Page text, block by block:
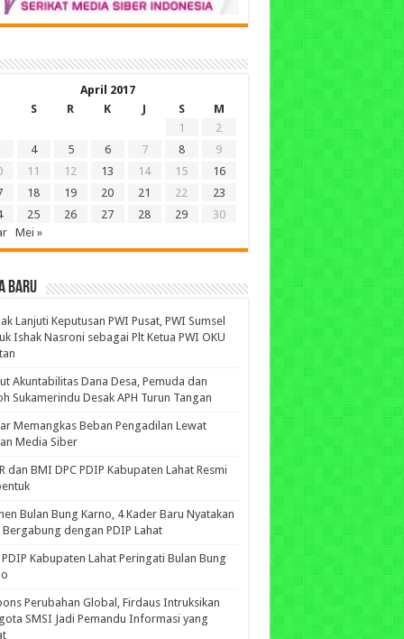
April 2017
S R K J S
M
1
2
4 5 6 7 8
9
11 12 13 14 15
16
18 19 20 21 22
23
25 26 27 28 29
30
Mei »
BARU
Lanjuti Keputusan PWI Pusat, PWI Sumsel
Ishak Nasroni sebagai Plt Ketua PWI OKU
Akuntabilitas Dana Desa, Pemuda dan
Sukamerindu Desak APH Turun Tangan
Memangkas Beban Pengadilan Lewat
Media Siber
dan BMI DPC PDIP Kabupaten Lahat Resmi
Bulan Bung Karno, 4 Kader Baru Nyatakan
Bergabung dengan PDIP Lahat
PDIP Kabupaten Lahat Peringati Bulan Bung
Perubahan Global, Firdaus Intruksikan
SMSI Jadi Pemandu Informasi yang